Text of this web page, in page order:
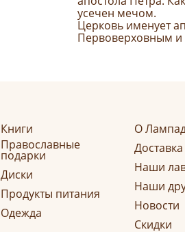
усечен мечом.
Церковь именует
Первоверховным и
Книги
Православные
подарки
Диски
Продукты питания
Одежда
О
Доставка
Наши
Наши
Новости
Скидки